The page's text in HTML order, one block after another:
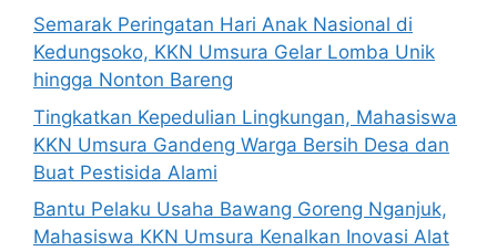
Semarak Peringatan Hari Anak Nasional di
Kedungsoko, KKN Umsura Gelar Lomba Unik
hingga Nonton Bareng
Tingkatkan Kepedulian Lingkungan, Mahasiswa
KKN Umsura Gandeng Warga Bersih Desa dan
Buat Pestisida Alami
Bantu Pelaku Usaha Bawang Goreng Nganjuk,
Mahasiswa KKN Umsura Kenalkan Inovasi Alat